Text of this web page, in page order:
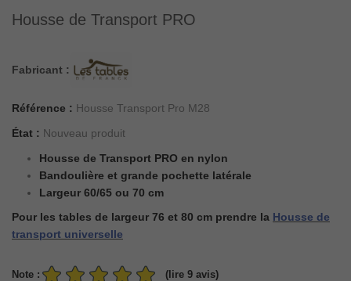
Housse de Transport PRO
Fabricant :
Référence : Housse Transport Pro M28
État : Nouveau produit
Housse de Transport PRO en nylon
Bandoulière et grande pochette latérale
Largeur 60/65 ou 70 cm
Pour les tables de largeur 76 et 80 cm prendre la Housse de
transport universelle
Note : (lire 9 avis)